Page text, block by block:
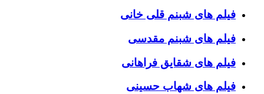
فیلم های شبنم قلی خانی
فیلم های شبنم مقدسی
فیلم های شقایق فراهانی
فیلم های شهاب حسینی